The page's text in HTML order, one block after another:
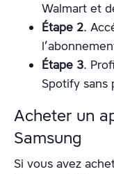
Walmart et
Étape 2.
Étape 3.
Spotify sans
Acheter un
Samsung
Si vous avez